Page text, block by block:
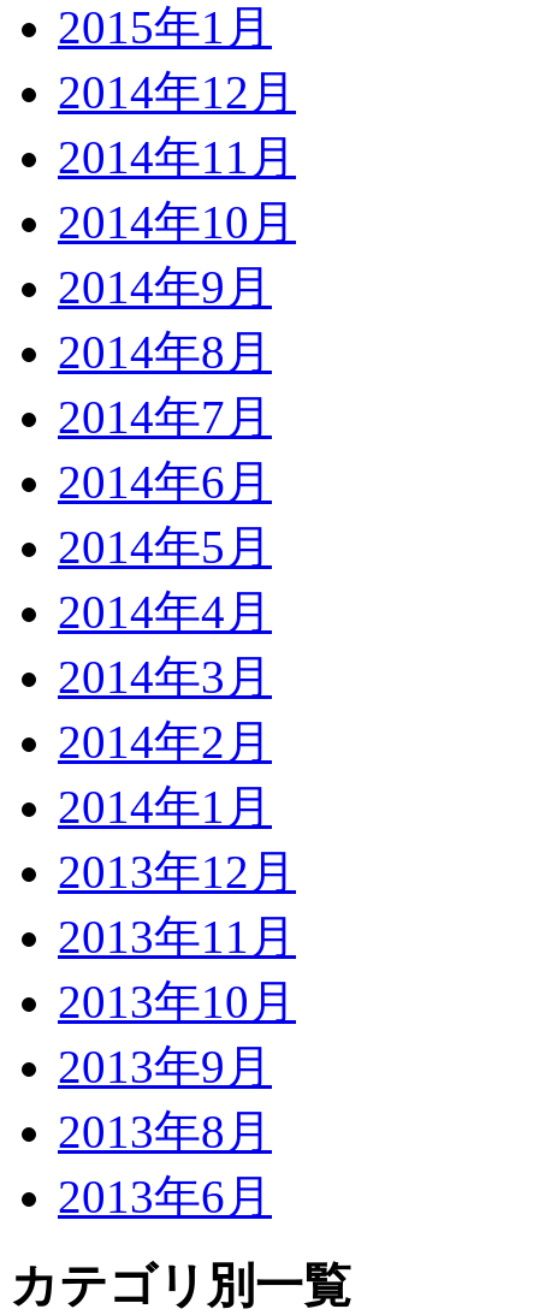
2015年1月
2014年12月
2014年11月
2014年10月
2014年9月
2014年8月
2014年7月
2014年6月
2014年5月
2014年4月
2014年3月
2014年2月
2014年1月
2013年12月
2013年11月
2013年10月
2013年9月
2013年8月
2013年6月
カテゴリ別一覧